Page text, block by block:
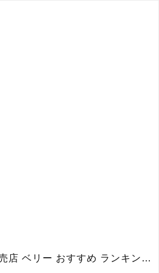
左右非対称 ちぐはぐショートネイル 男ウケ 白黒モノトーン ハンドネイルチップ10本セット あべこべ ぐちゃぐちゃ 短い爪 小さい爪 通販販売店 ベリー おすすめ ランキング 春 夏 秋 冬 量産型 ジェルネイル